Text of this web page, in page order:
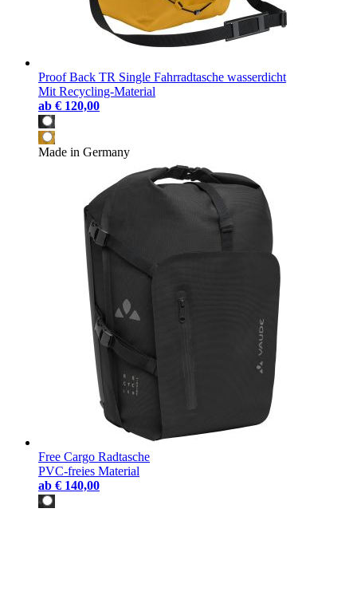
Proof Back TR Single Fahrradtasche wasserdicht
Mit Recycling-Material
ab € 120,00
Made in Germany
Free Cargo Radtasche
PVC-freies Material
ab € 140,00